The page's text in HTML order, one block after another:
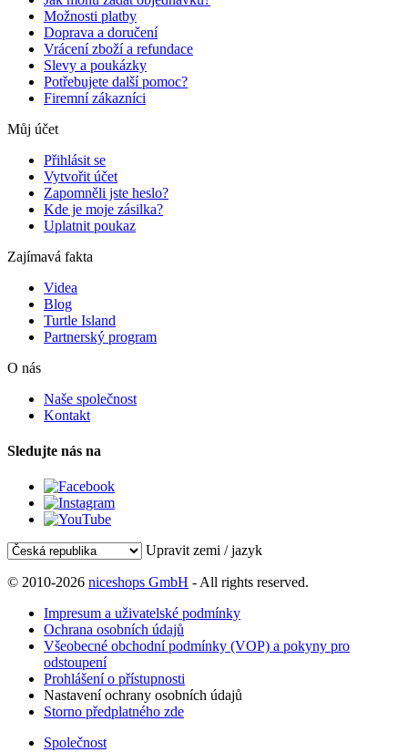
Možnosti platby
Doprava a doručení
Vrácení zboží a refundace
Slevy a poukázky
Potřebujete další pomoc?
Firemní zákazníci
Můj účet
Přihlásit se
Vytvořit účet
Zapomněli jste heslo?
Kde je moje zásilka?
Uplatnit poukaz
Zajímavá fakta
Videa
Blog
Turtle Island
Partnerský program
O nás
Naše společnost
Kontakt
Sledujte nás na
Upravit zemi / jazyk
© 2010-2026 niceshops GmbH - All rights reserved.
Impresum a uživatelské podmínky
Ochrana osobních údajů
Všeobecné obchodní podmínky (VOP) a pokyny pro
odstoupení
Prohlášení o přístupnosti
Nastavení ochrany osobních údajů
Storno předplatného zde
Společnost